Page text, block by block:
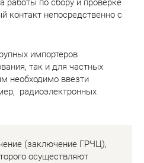
работы по сбору и проверке
контакт непосредственно с
импортеров
так и для частных
необходимо ввезти
радиоэлектронных
(заключение ГРЧЦ),
осуществляют